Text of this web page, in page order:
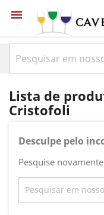

Lista de
Cristofoli
Desculpe pelo
Pesquise